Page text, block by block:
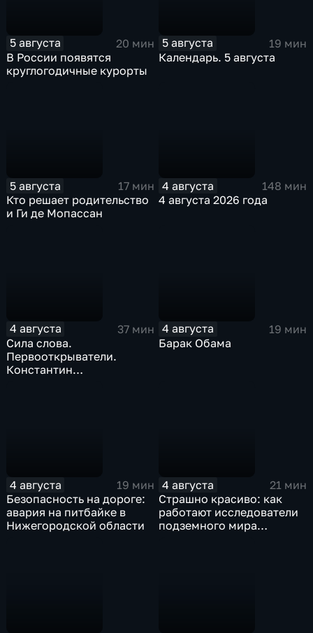
5 августа
20 мин
В России появятся
круглогодичные курорты
5 августа
19 мин
Календарь. 5 августа
5 августа
17 мин
Кто решает родительство
и Ги де Мопассан
4 августа
148 мин
4 августа 2026 года
4 августа
37 мин
Сила слова.
Первооткрыватели.
Константин
4 августа
19 мин
Барак Обама
4 августа
19 мин
Безопасность на дороге:
авария на питбайке в
Нижегородской области
4 августа
21 мин
Страшно красиво: как
работают исследователи
подземного мира